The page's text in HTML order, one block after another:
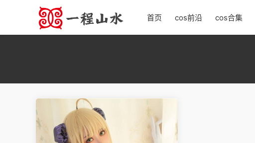
首页 cos前沿 cos合集